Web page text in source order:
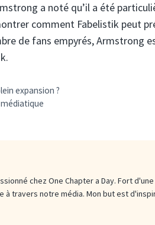
a noté qu’il a été
comment Fabelistik peut
de fans empyrés, Armstrong
expansion ?
chez One Chapter a Day. Fort
à travers notre média. Mon but est